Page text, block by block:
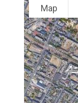
Map